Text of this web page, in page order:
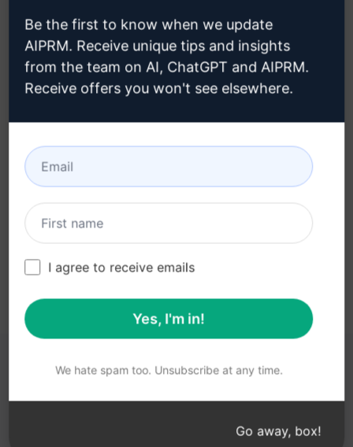
POTRESTE TROVARE UTILI QUESTI LINK
Be the first to know when we update
AIPRM. Receive unique tips and insights
from the team on AI, ChatGPT and AIPRM.
Receive offers you won't see elsewhere.
I agree to receive emails
Yes, I'm in!
We hate spam too. Unsubscribe at any time.
Go away, box!